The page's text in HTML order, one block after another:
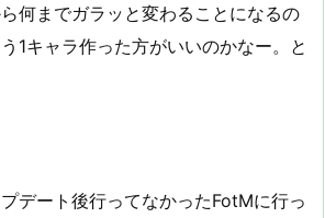
何までガラッと変わることになるの
1キャラ作った方がいいのかなー。と
デート後行ってなかったFotMに行っ